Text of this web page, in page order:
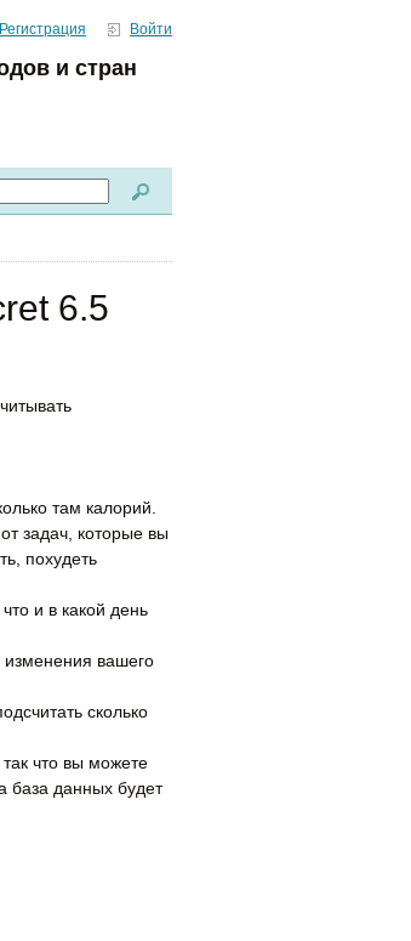
Регистрация Войти
и стран
6.5
там калорий.
задач, которые вы
похудеть
и в какой день
изменения вашего
сколько
что вы можете
база данных будет